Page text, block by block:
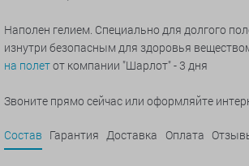
Наполен гелием. Специально для долгого
изнутри безопасным для здоровья
на полетот компании "Шарлот" - 3 дня
Звоните прямо сейчас или оформляйте
Состав Гарантия Доставка Оплата